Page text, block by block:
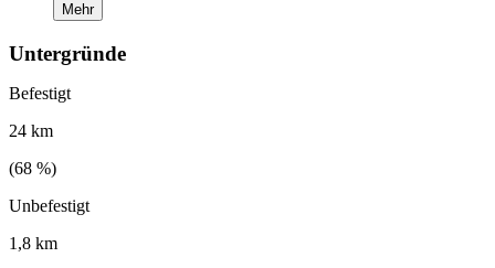
Mehr
Untergründe
Befestigt
24 km
(68 %)
Unbefestigt
1,8 km